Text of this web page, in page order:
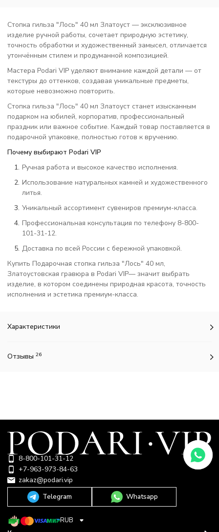
Стопка гильза "Лось" 40 мл Златоуст — эксклюзивное
изделие ручной работы, сочетает природную эстетику,
точность обработки и художественный замысел, отличается
утончённым стилем и продуманной композицией.
Мастера Podari VIP уделяют внимание каждой детали — от
текстуры до оттенков, создавая уникальные предметы,
которые невозможно повторить.
Стопка гильза "Лось" 40 мл Златоуст станет изысканным
подарком на юбилей, корпоратив, профессиональный
праздник или важное событие. Каждый товар поставляется в
подарочной упаковке, полностью готов к вручению.
Почему выбирают Podari VIP
Ручная работа и высокое качество исполнения.
Использование натуральных камней и художественного
литья.
Уникальный ассортимент сувениров премиум-класса.
Профессиональная консультация по телефону 8-800-
101-31-12.
Доставка по всей России с бережной упаковкой.
Купить Подарочная стопка гильза "Лось" 40 мл,
Златоустовская гравюра в Podari VIP— значит выбрать
изделие, в котором соединены природная красота, точность
исполнения и эстетика премиум-класса.
Характеристики
Отзывы 26
8-800-101-31-12
+7-963-973-84-63
zakaz@podari.vip
Telegram
Whatsapp
RUB